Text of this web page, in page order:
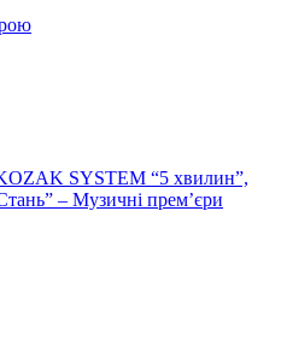
SYSTEM “5 хвилин”,
– Музичні прем’єри